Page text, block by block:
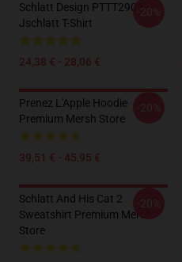
Schlatt Design PTTT2905
Jschlatt T-Shirt
24,38 € - 28,06 €
-20%
Prenez L'Apple Hoodie
Premium Mersh Store
39,51 € - 45,95 €
-20%
Schlatt And His Cat 2
Sweatshirt Premium Merch
Store
-20%